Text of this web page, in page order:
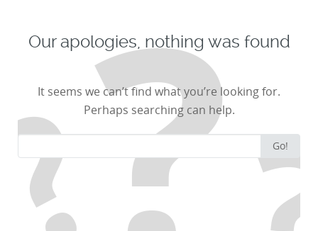
Our apologies, nothing was found
It seems we can’t find what you’re looking for.
Perhaps searching can help.
Go!